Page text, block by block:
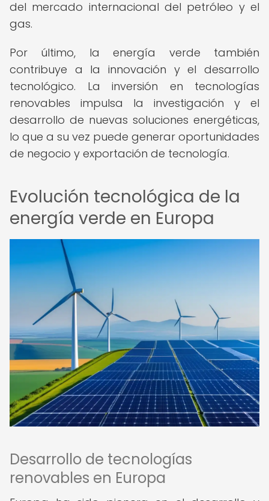
del mercado internacional del petróleo y el
gas.
Por último, la energía verde también
contribuye a la innovación y el desarrollo
tecnológico. La inversión en tecnologías
renovables impulsa la investigación y el
desarrollo de nuevas soluciones energéticas,
lo que a su vez puede generar oportunidades
de negocio y exportación de tecnología.
Evolución tecnológica de la
energía verde en Europa
Desarrollo de tecnologías
renovables en Europa